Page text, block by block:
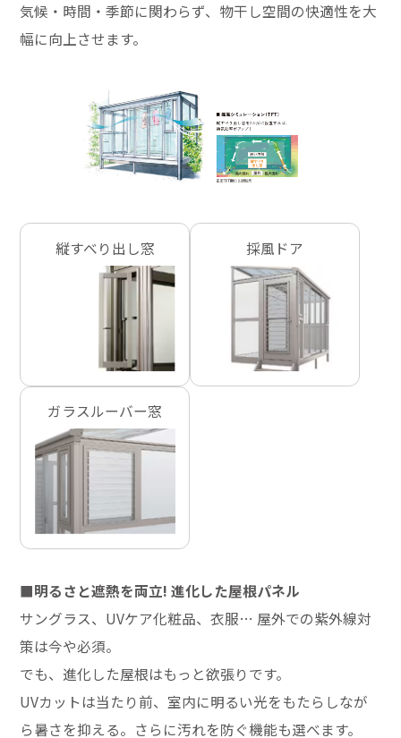
気候・時間・季節に関わらず、物干し空間の快適性を大
幅に向上させます。
縦すべり出し窓 採風ドア
ガラスルーバー窓
■明るさと遮熱を両立! 進化した屋根パネル
サングラス、UVケア化粧品、衣服… 屋外での紫外線対
策は今や必須。
でも、進化した屋根はもっと欲張りです。
UVカットは当たり前、室内に明るい光をもたらしなが
ら暑さを抑える。さらに汚れを防ぐ機能も選べます。